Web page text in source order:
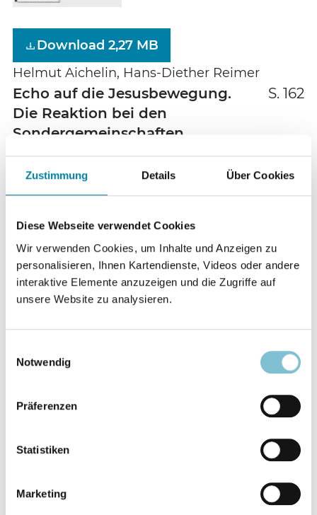
Zustimmung Details Über Cookies
Diese Webseite verwendet Cookies
Wir verwenden Cookies, um Inhalte und Anzeigen zu
personalisieren, Ihnen Kartendienste, Videos oder andere
interaktive Elemente anzuzeigen und die Zugriffe auf
unsere Website zu analysieren.
Notwendig
Präferenzen
Statistiken
Marketing
Download 2,27 MB
Helmut Aichelin, Hans-Diether Reimer
Echo auf die Jesusbewegung.
Die Reaktion bei den
Sondergemeinschaften
S. 162
Pfingstlern -- Ablehnung im Lager der
"Rechtgläubigkeit" -- Warnende Mahnungen
(Gralsbewegung und Kirche Gottes/Armstrong --
Überblick
Missionarische Gruppen
Deutsche Ahmadiyya-
S. 171
Das Dilemma der deutschen
Moslems
S. 172